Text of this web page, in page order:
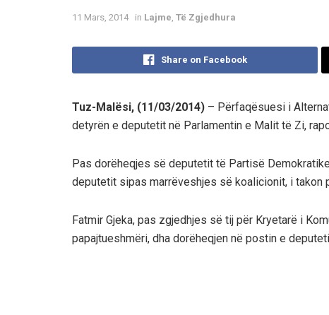
11 Mars, 2014 in Lajme Të Zgjedhura
Share on Facebook
Tuz-Malësi, (11/03/2014) – Përfaqësuesi i
detyrën e deputetit në Parlamentin e Malit të Zi,
Pas dorëheqjes së deputetit të Partisë
deputetit sipas marrëveshjes së koalicionit, i takon
Fatmir Gjeka, pas zgjedhjes së tij për Kryetarë i
papajtueshmëri, dha dorëheqjen në postin e